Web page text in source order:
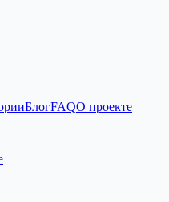
БлогFAQО проекте